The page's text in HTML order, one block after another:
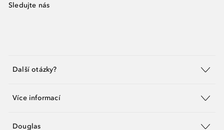
Sledujte nás
Další otázky?
Více informací
Douglas